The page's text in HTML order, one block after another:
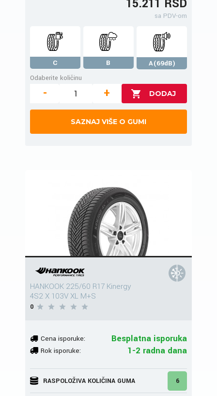
15.211 RSD
sa PDV-om
C B
A(69dB)
Odaberite količinu
- +
SAZNAJ VIŠE O GUMI
HANKOOK 225/60 R17 Kinergy
4S2 X 103V XL M+S
0
Cena isporuke: Besplatna isporuka
Rok isporuke: 1-2 radna dana
RASPOLOŽIVA KOLIČINA GUMA 6